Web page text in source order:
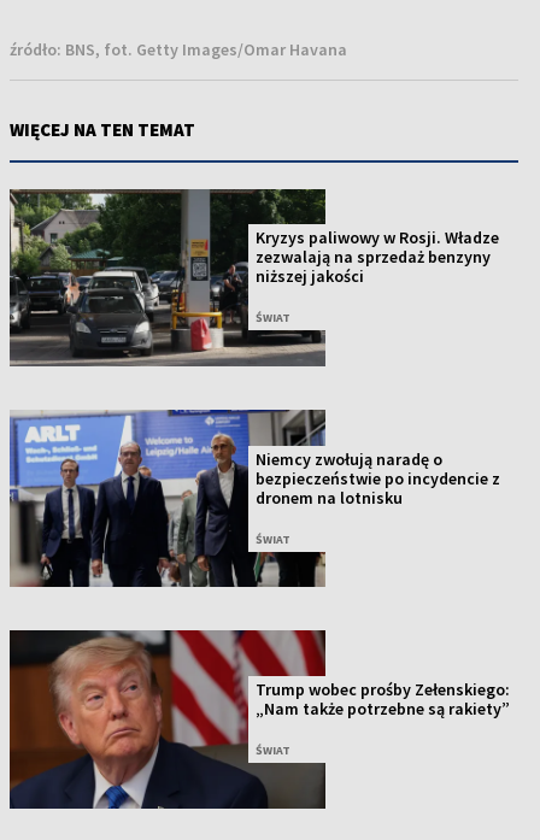
źródło: BNS, fot. Getty Images/Omar Havana
WIĘCEJ NA TEN TEMAT
Kryzys paliwowy w Rosji. Władze
zezwalają na sprzedaż benzyny
niższej jakości
ŚWIAT
Niemcy zwołują naradę o
bezpieczeństwie po incydencie z
dronem na lotnisku
ŚWIAT
Trump wobec prośby Zełenskiego:
„Nam także potrzebne są rakiety”
ŚWIAT